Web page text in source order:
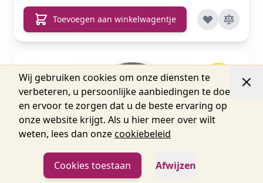
Wij gebruiken cookies om onze diensten te
verbeteren, u persoonlijke aanbiedingen te doen
en ervoor te zorgen dat u de beste ervaring op
onze website krijgt. Als u hier meer over wilt
weten, lees dan onzecookiebeleid
Cookies toestaan Afwijzen
Toevoegen aan winkelwagentje